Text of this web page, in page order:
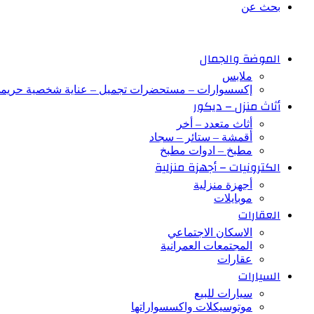
بحث عن
الموضة والجمال
ملابس
إكسسوارات – مستحضرات تجميل – عناية شخصية
أثاث منزل – ديكور
أثاث متعدد – أخر
أقمشة – ستائر – سجاد
مطبخ – ادوات مطبخ
الكترونيات – أجهزة منزلية
أجهزة منزلية
موبايلات
العقارات
الاسكان الاجتماعي
المجتمعات العمرانية
عقارات
السيارات
سيارات للبيع
موتوسيكلات واكسسواراتها